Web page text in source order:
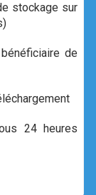
stockage sur
de
24 heures